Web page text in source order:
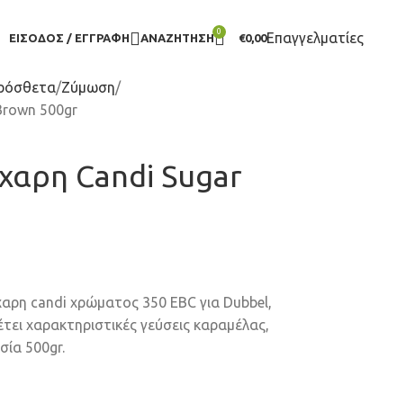
ΕΊΣΟΔΟΣ / ΕΓΓΡΑΦΉ ΑΝΑΖΉΤΗΣΗ
0
€0,00Επαγγελματίες
Ζύμωση
500gr
Candi Sugar
candi χρώματος 350 EBC για Dubbel,
χαρακτηριστικές γεύσεις καραμέλας,
500gr.